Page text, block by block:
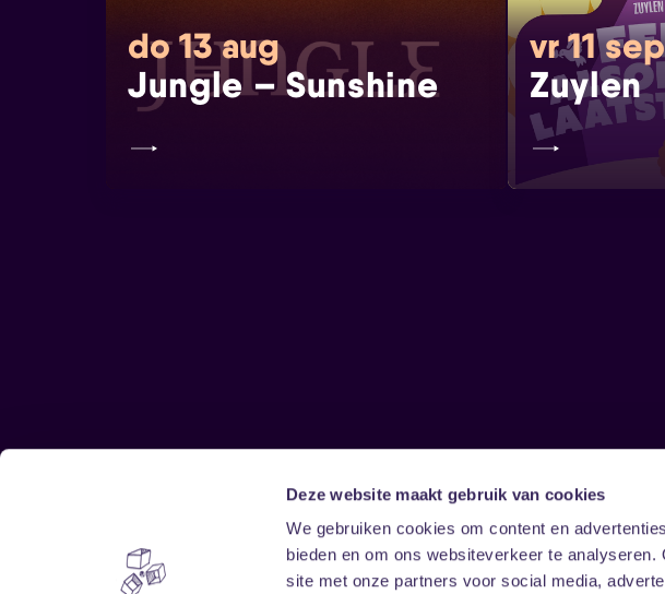
Deze website maakt gebruik van cookies
We gebruiken cookies om content en
bieden en om ons websiteverkeer te
site met onze partners voor social media,
do 13 aug
Jungle – Sunshine
vr 11 sep
Zuylen
Home
Disclaimer
Follow
Facebook